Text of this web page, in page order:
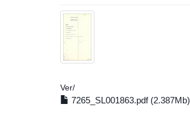
Ver/
7265_SL001863.pdf (2.387Mb)